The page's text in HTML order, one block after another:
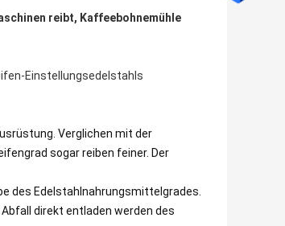
reibt, Kaffeebohnemühle
Einstellungsedelstahls
Verglichen mit der
sogar reiben feiner. Der
des Edelstahlnahrungsmittelgrades.
direkt entladen werden des